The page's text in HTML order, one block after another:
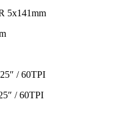
5x141mm
/ 60TPI
/ 60TPI